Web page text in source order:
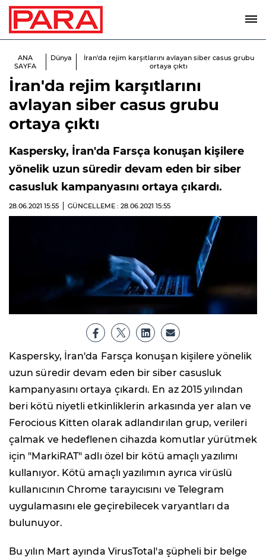
ANA
SAYFA
Dünya
İran'da rejim karşıtlarını avlayan siber casus grubu
ortaya çıktı
İran'da rejim karşıtlarını
avlayan siber casus grubu
ortaya çıktı
Kaspersky, İran'da Farsça konuşan kişilere
yönelik uzun süredir devam eden bir siber
casusluk kampanyasını ortaya çıkardı.
28.06.2021 15:55 GÜNCELLEME : 28.06.2021 15:55
Kaspersky, İran'da Farsça konuşan kişilere yönelik
uzun süredir devam eden bir siber casusluk
kampanyasını ortaya çıkardı. En az 2015 yılından
beri kötü niyetli etkinliklerin arkasında yer alan ve
Ferocious Kitten olarak adlandırılan grup, verileri
çalmak ve hedeflenen cihazda komutlar yürütmek
için "MarkiRAT" adlı özel bir kötü amaçlı yazılımı
kullanıyor. Kötü amaçlı yazılımın ayrıca virüslü
kullanıcının Chrome tarayıcısını ve Telegram
uygulamasını ele geçirebilecek varyantları da
bulunuyor.
Bu yılın Mart ayında VirusTotal'a şüpheli bir belge